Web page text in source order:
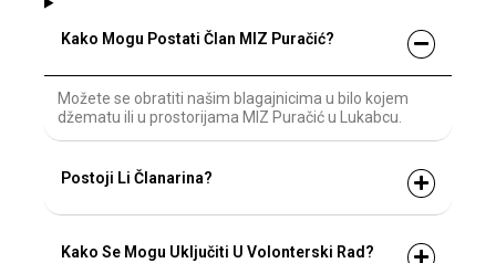
Kako Mogu Postati Član MIZ Puračić?
Možete se obratiti našim blagajnicima u bilo kojem
džematu ili u prostorijama MIZ Puračić u Lukabcu.
Postoji Li Članarina?
Kako Se Mogu Uključiti U Volonterski Rad?